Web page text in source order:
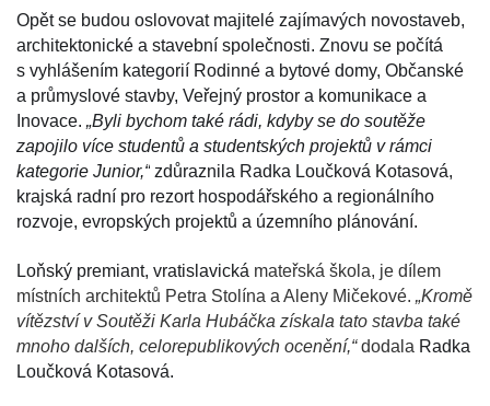
Opět se budou oslovovat majitelé zajímavých novostaveb,
architektonické a stavební společnosti. Znovu se počítá
s vyhlášením kategorií Rodinné a bytové domy, Občanské
a průmyslové stavby, Veřejný prostor a komunikace a
Inovace. „Byli bychom také rádi, kdyby se do soutěže
zapojilo více studentů a studentských projektů v rámci
kategorie Junior,“ zdůraznila Radka Loučková Kotasová,
krajská radní pro rezort hospodářského a regionálního
rozvoje, evropských projektů a územního plánování.
Loňský premiant, vratislavická mateřská škola, je dílem
místních architektů Petra Stolína a Aleny Mičekové. „Kromě
vítězství v Soutěži Karla Hubáčka získala tato stavba také
mnoho dalších, celorepublikových ocenění,“dodala Radka
Loučková Kotasová.